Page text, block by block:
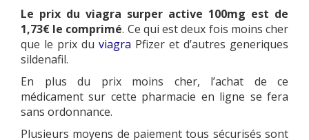
Le prix du viagra surper active 100mg est de
1,73€ le comprimé. Ce qui est deux fois moins cher
que le prix du viagra Pfizer et d’autres generiques
sildenafil.
En plus du prix moins cher, l’achat de ce
médicament sur cette pharmacie en ligne se fera
sans ordonnance.
Plusieurs moyens de paiement tous sécurisés sont